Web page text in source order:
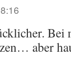
aber